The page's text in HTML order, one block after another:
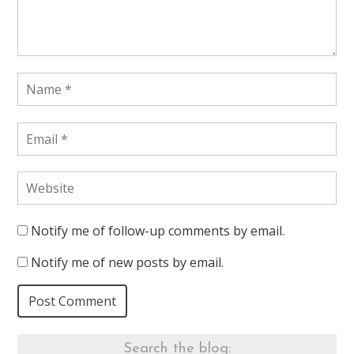
Notify me of follow-up comments by email.
Notify me of new posts by email.
Search the blog: